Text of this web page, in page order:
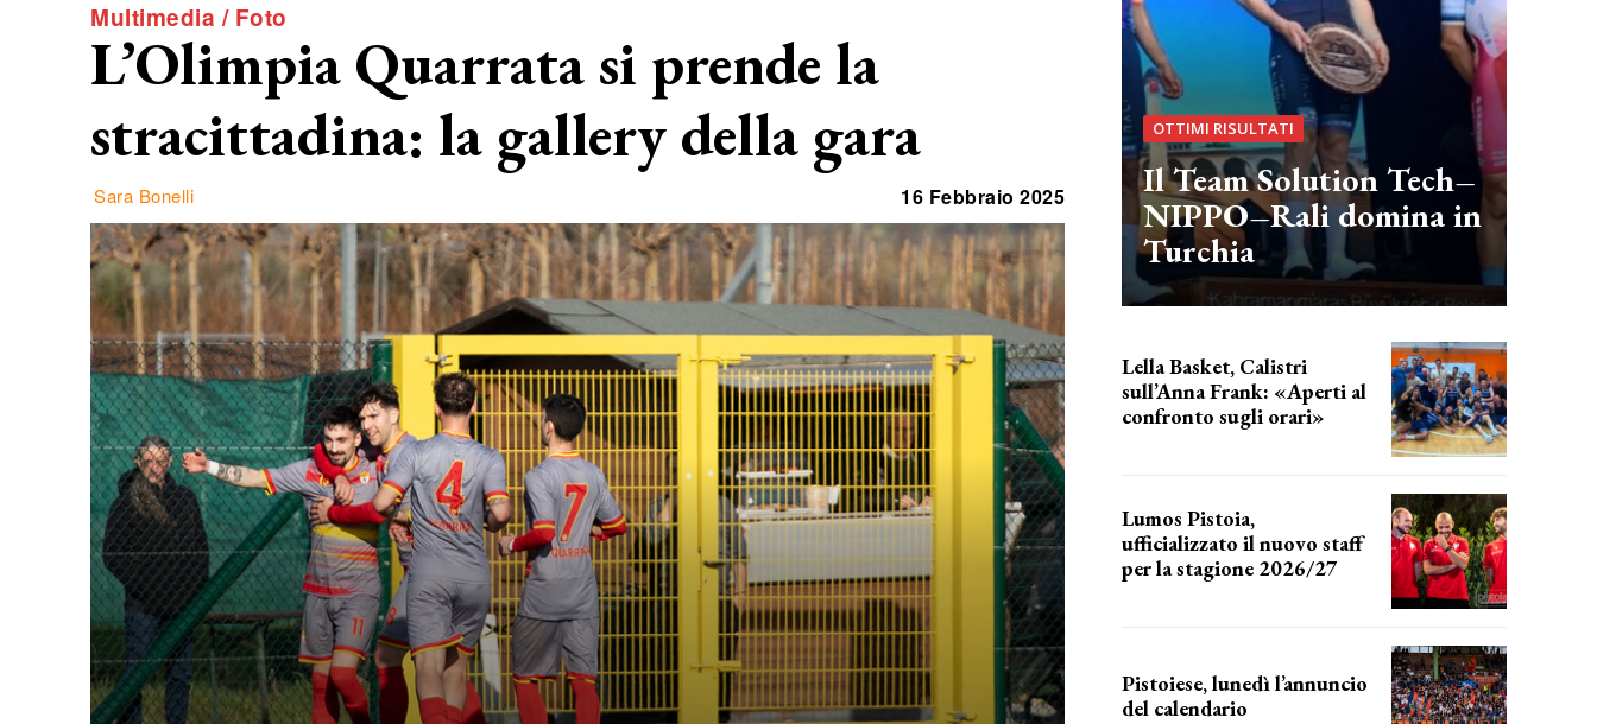
Multimedia / Foto
L’Olimpia Quarrata si prende la
stracittadina: la gallery della gara
Sara Bonelli 16 Febbraio 2025
OTTIMI RISULTATI
Il Team Solution Tech–
NIPPO–Rali domina in
Turchia
Lella Basket, Calistri
sull’Anna Frank: «Aperti al
confronto sugli orari»
Lumos Pistoia,
ufficializzato il nuovo staff
per la stagione 2026/27
Pistoiese, lunedì l’annuncio
del calendario